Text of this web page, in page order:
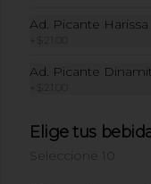
Ad. Picante Harissa
+
Ad. Picante
+
Elige tus
Seleccione 10